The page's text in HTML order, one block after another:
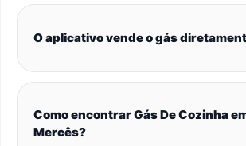
O aplicativo vende o gás
Como encontrar Gás De Cozinha
Mercês?